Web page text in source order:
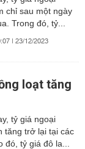
chỉ sau một ngày
Trong đó, tỷ...
| 23/12/2023
loạt tăng
tỷ giá ngoại
tăng trở lại tại các
đó, tỷ giá đô la...